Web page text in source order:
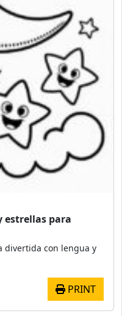
estrellas para
divertida con lengua y
PRINT